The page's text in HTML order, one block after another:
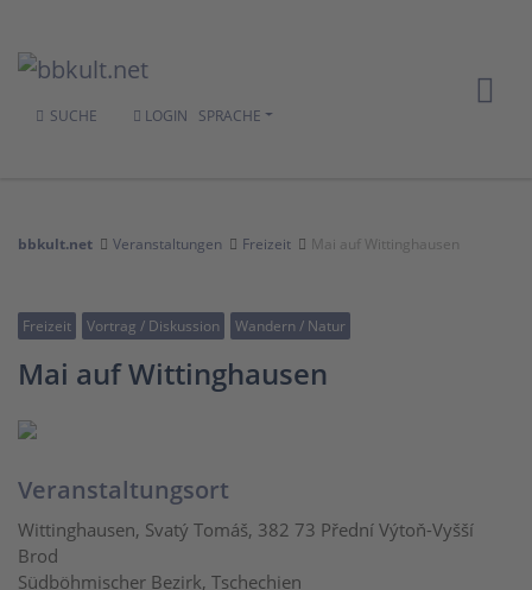
SUCHE LOGIN SPRACHE
bbkult.net Veranstaltungen Freizeit Mai auf Wittinghausen
Freizeit Vortrag / Diskussion Wandern / Natur
Mai auf Wittinghausen
Veranstaltungsort
Wittinghausen, Svatý Tomáš, 382 73 Přední Výtoň-Vyšší
Brod
Südböhmischer Bezirk, Tschechien